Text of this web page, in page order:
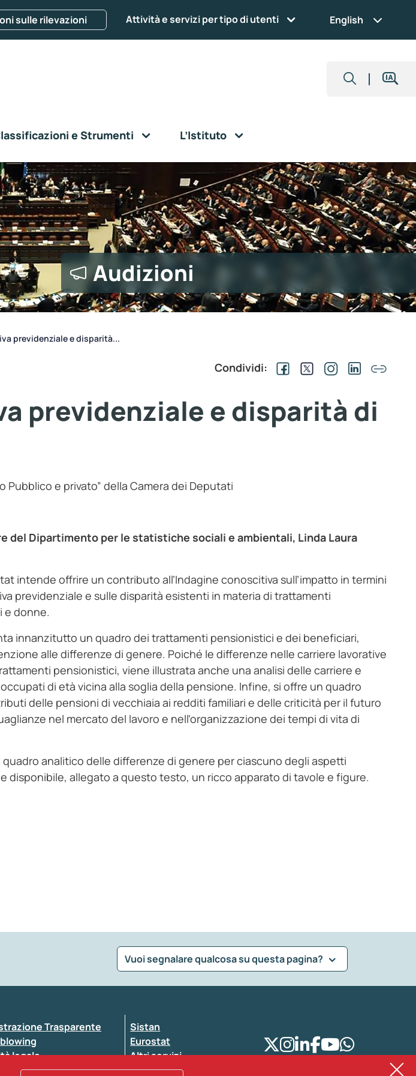
sulle rilevazioni Attività e servizi per tipo di utenti English
e Strumenti L’Istituto
Audizioni
previdenziale e disparità...
Condividi:
previdenziale e disparità di
Pubblico e privato” della Camera dei Deputati
del Dipartimento per le statistiche sociali e ambientali, Linda Laura
intende offrire un contributo all’Indagine conoscitiva sull’impatto in termini
previdenziale e sulle disparità esistenti in materia di trattamenti
e donne.
innanzitutto un quadro dei trattamenti pensionistici e dei beneficiari,
alle differenze di genere. Poiché le differenze nelle carriere lavorative
pensionistici, viene illustrata anche una analisi delle carriere e
di età vicina alla soglia della pensione. Infine, si offre un quadro
delle pensioni di vecchiaia ai redditi familiari e delle criticità per il futuro
nel mercato del lavoro e nell’organizzazione dei tempi di vita di
analitico delle differenze di genere per ciascuno degli aspetti
disponibile, allegato a questo testo, un ricco apparato di tavole e figure.
Vuoi segnalare qualcosa su questa pagina?
della segnalazione
Trasparente
legale
Sistan
Eurostat
Altri servizi